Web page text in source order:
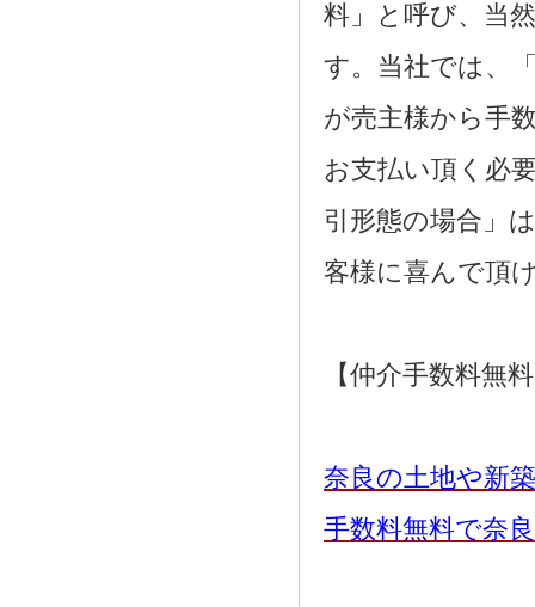
料」と呼び、当
す。当社では、
が売主様から手
お支払い頂く必
引形態の場合」
客様に喜んで頂
【仲介手数料無
奈良の土地や新
手数料無料で奈